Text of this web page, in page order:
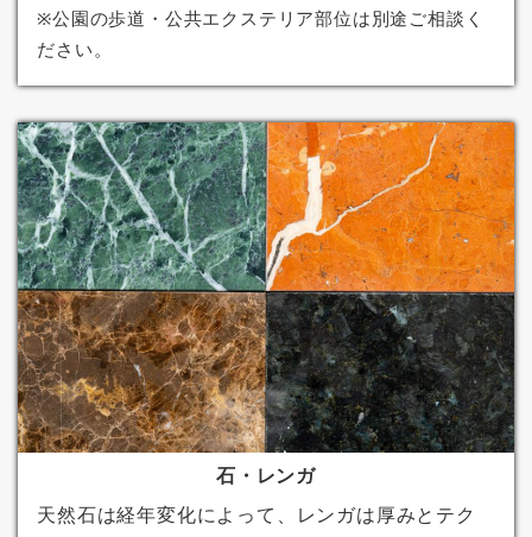
※公園の歩道・公共エクステリア部位は別途ご相談く
ださい。
石・レンガ
天然石は経年変化によって、レンガは厚みとテク